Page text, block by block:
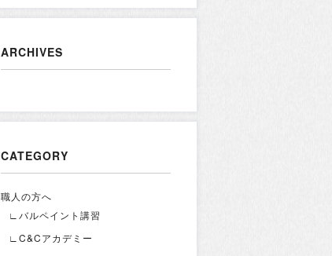
ARCHIVES
CATEGORY
職人の方へ
∟バルペイント講習
∟C&Cアカデミー